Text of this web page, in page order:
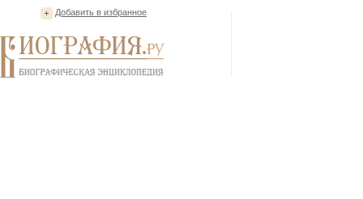
Добавить в избранное